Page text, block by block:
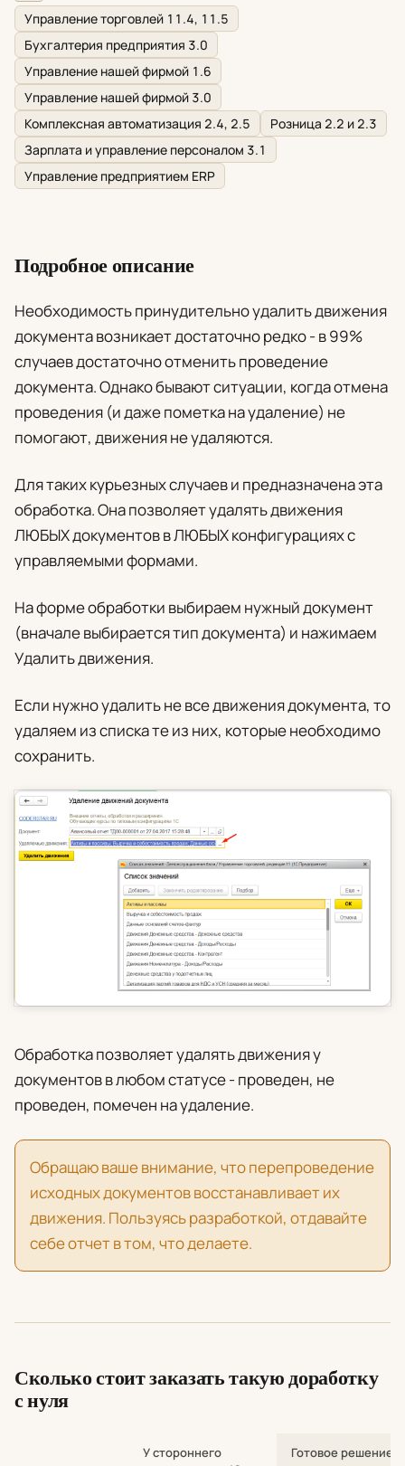
Управление торговлей 11.4, 11.5
Бухгалтерия предприятия 3.0
Управление нашей фирмой 1.6
Управление нашей фирмой 3.0
Комплексная автоматизация 2.4, 2.5
Розница 2.2 и 2.3
Зарплата и управление персоналом 3.1
Управление предприятием ERP
Подробное описание
Необходимость принудительно удалить движения
документа возникает достаточно редко - в 99%
случаев достаточно отменить проведение
документа. Однако бывают ситуации, когда отмена
проведения (и даже пометка на удаление) не
помогают, движения не удаляются.
Для таких курьезных случаев и предназначена эта
обработка. Она позволяет удалять движения
ЛЮБЫХ документов в ЛЮБЫХ конфигурациях с
управляемыми формами.
На форме обработки выбираем нужный документ
(вначале выбирается тип документа) и нажимаем
Удалить движения.
Если нужно удалить не все движения документа, то
удаляем из списка те из них, которые необходимо
сохранить.
Обработка позволяет удалять движения у
документов в любом статусе - проведен, не
проведен, помечен на удаление.
Обращаю ваше внимание, что перепроведение
исходных документов восстанавливает их
движения. Пользуясь разработкой, отдавайте
себе отчет в том, что делаете.
Сколько стоит заказать такую доработку
с нуля
У стороннего
Готовое решение